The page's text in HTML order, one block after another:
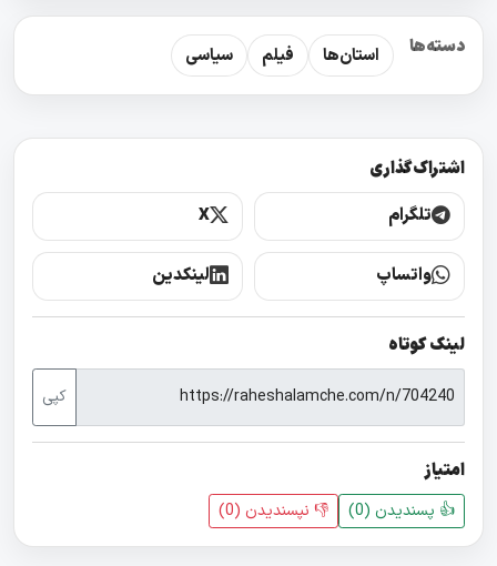
دسته‌ها استان‌ها فیلم سیاسی
اشتراک‌گذاری
تلگرام X
واتساپ لینکدین
لینک کوتاه
کپی
امتیاز
👍 پسندیدن (0
) 👎 نپسندیدن‌ ( 0
)